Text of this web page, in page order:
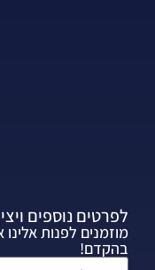
לפרטים נוספים
מוזמנים לפנות
בהקדם!